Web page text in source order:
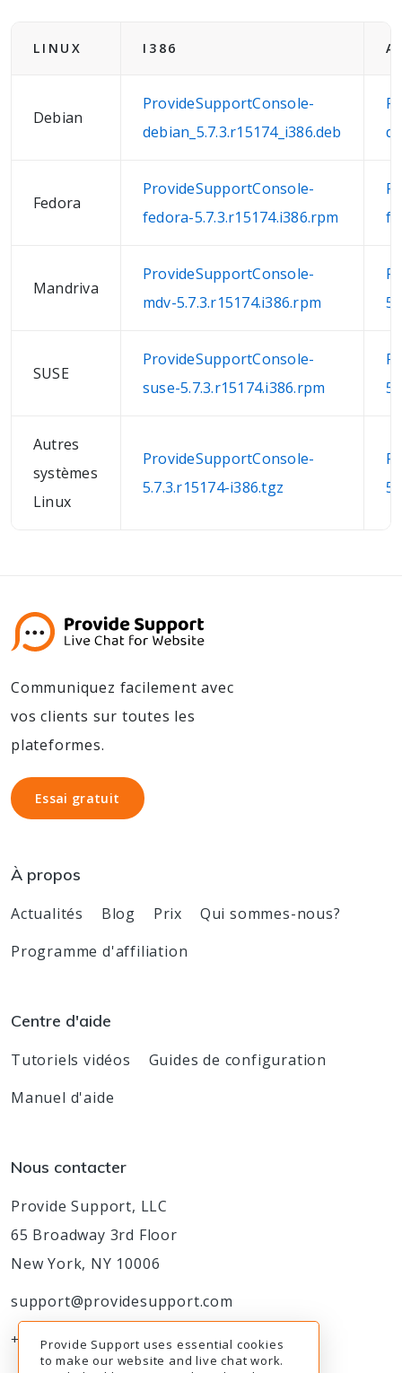
LINUX I386
Debian
ProvideSupportConsole-
debian_5.7.3.r15174_i386.deb
Fedora
ProvideSupportConsole-
fedora-5.7.3.r15174.i386.rpm
Mandriva
ProvideSupportConsole-
mdv-5.7.3.r15174.i386.rpm
SUSE
ProvideSupportConsole-
suse-5.7.3.r15174.i386.rpm
Autres
systèmes
Linux
ProvideSupportConsole-
5.7.3.r15174-i386.tgz
Communiquez facilement avec
vos clients sur toutes les
plateformes.
Essai gratuit
Essai gratuit
À propos
Actualités Blog Prix
Qui sommes-nous?
Programme d'affiliation
Centre d'aide
Tutoriels vidéos
Guides de configuration
Manuel d'aide
Nous contacter
Provide Support, LLC
65 Broadway 3rd Floor
New York, NY 10006
support@providesupport.com
+1-888-777-9930
Provide Support uses essential cookies
to make our website and live chat work.